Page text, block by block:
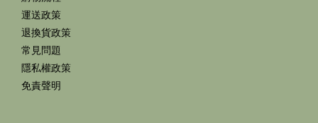
運送政策
退換貨政策
常見問題
隱私權政策
免責聲明